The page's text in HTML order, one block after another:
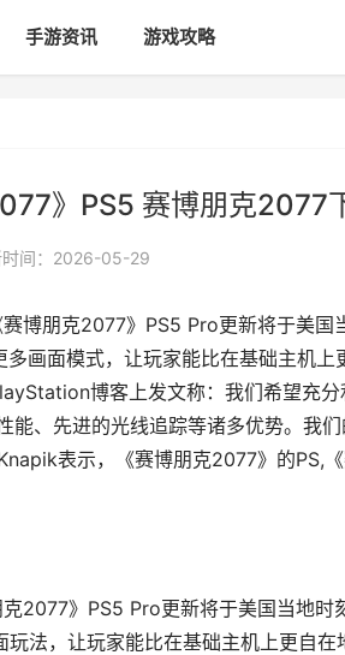
手游资讯 游戏攻略
》PS5 赛博朋克2077
时间：2026-05-29
博朋克2077》PS5 Pro更新将于美
多画面模式，让玩家能比在基础主机
博客上发文称：我们希望充
能、先进的光线追踪等诸多优势。我
表示，《赛博朋克2077》的PS,
2077》PS5 Pro更新将于美国当地
法，让玩家能比在基础主机上更自在